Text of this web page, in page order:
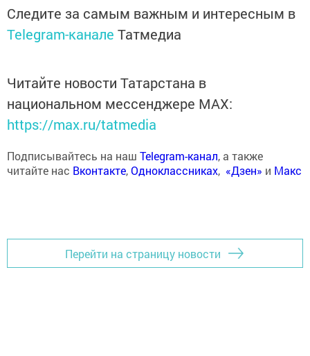
Следите за самым важным и интересным в
Telegram-канале Татмедиа
Читайте новости Татарстана в
национальном мессенджере MАХ:
https://max.ru/tatmedia
Подписывайтесь на наш Telegram-канал, а также
читайте нас Вконтакте,Одноклассниках, «Дзен» и Макс
Перейти на страницу новости